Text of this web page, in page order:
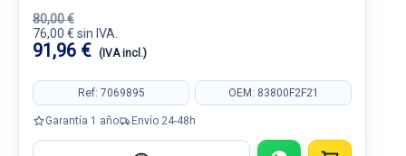
80,00 €
76,00 € sin IVA.
91,96 € (IVA incl.)
Ref: 7069895 OEM: 83800F2F21
Garantía 1 año Envío 24-48h